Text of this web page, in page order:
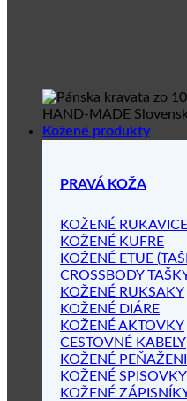
Kožené produkty
PRAVÁ KOŽA
KOŽENÉ RUKAVICE
KOŽENÉ KUFRE
KOŽENÉ ETUE
CROSSBODY
KOŽENÉ RUKSAKY
KOŽENÉ DIÁRE
KOŽENÉ AKTOVKY
CESTOVNÉ KABELY
KOŽENÉ
KOŽENÉ SPISOVKY
KOŽENÉ